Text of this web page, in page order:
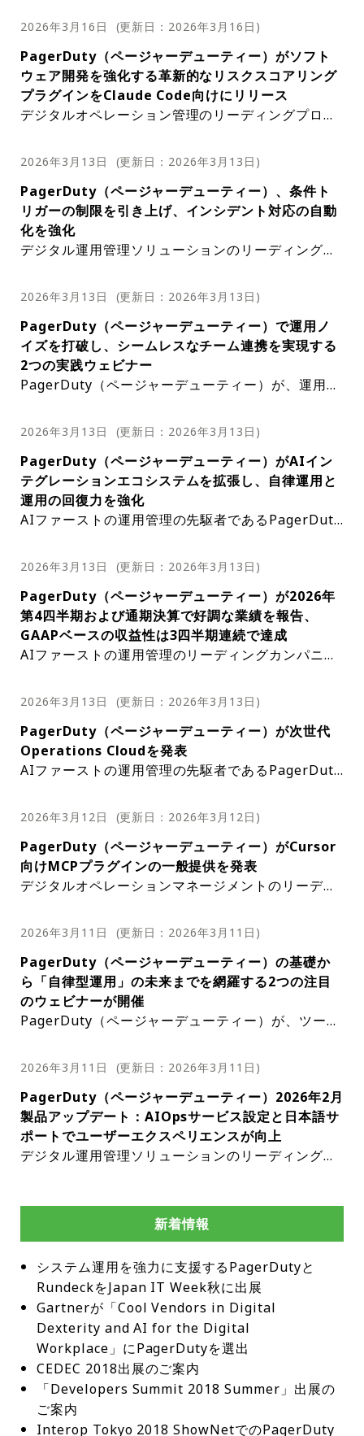
供、そしてより迅速かつ連携のとれた対応を支
ムのインシデント管理および解決能力が効果的
に向上する。出典：PagerDuty
スキーが不要となる、認証情報不要の安全な認
証システムが導入された。AWSが推奨するIA
Mロール割り当てに基づいたこのエンタープラ
イズレベルのセキュリティー機能により、イン
シデントワークフローを通じてAWSの修復ア
クションを自動化できる。これにより、重大な
ンシデント解決も迅速化される。同社はまた、
MCPサーバーの機能強化を発表し、拡張機能
を通じてより豊富なインシデントおよびアラー
トのコンテキストを提供するようにした。これ
には、get_incident_log_entries関数による
ーターを使用した追加のインシデントデータへ
のアクセス、list_alerts_from_incident関数
およびget_alert_from_incident関数を使用し
たアラートの詳細の表示などが含まれる。これ
らの製品アップデートに加え、PagerDutyは
じて受講できるこのコースでは、PagerDuty
のウェブUIで利用できる分析機能と、インシ
デント対応の効果を測定するために使用できる
指標について解説している。最後に、PagerD
utyは、プラットフォームの稼働状況をいつで
はメール、Slack、またはウェブフックを通じ
て問題発生時の通知を受け取るように登録する
こともできる。出典：PagerDuty
より効率的に行うことができる。また、日付範囲の
されており、ユーザーは検索条件をより細かく制御
し、必要な情報をより簡単に見つけることができ
る。これらの改善に加え、グローバル検索機能で
は、アラートキーによるアラート検索も可能になっ
つけることができるようになる重要な機能強化であ
加は、PagerDutyがユーザーのニーズを理解し、ユ
ーザーの業務をより簡単かつ効率的にするソリュー
ションを提供することに尽力していることを示して
いる。強化されたグローバル検索機能の早期アクセ
ばしいニュースだ。この機能はプラットフォームの
リエンスも向上させ、デジタルオペレーションの管
理をより容易にする。Pag​​erDutyはプラットフォー
ムを継続的に改善し、新機能を導入することで、ユ
ーザーへのコミットメントと、高品質なデジタルオ
強い意志を示している。出典：PagerDuty
それが収益成長の重要な原動力となっていることも
ンシデントによる経済的影響の増大により、運用レ
ジリエンスは組織にとって最優先事項となってい
る。サービス停止によるコストは、リーダーにとっ
て無視できないほど大きなものとなり、その影響は
ば、サービス停止の52%がブランドイメージの低
下、42%が開発者の燃え尽き症候群につながってい
る。調査結果によると、回答者の大多数（95%）
が、経営陣はインシデントの削減と復旧の迅速化に
よって得られる競争優位性を認識していると考えて
は、デジタルオペレーションへのAI導入が拡大傾向
AIを業務に取り入れていると回答している。AI導入
企業のうち、75%が運用レジリエンスの向上を報告
しているのに対し、運用レジリエンスの向上は報告
しているもののAIをまだ導入していない組織では、
26年版「AIファーストオペレーションの現状レポー
クとなっていることも指摘されている。ITインシデ
ント発生時に1時間当たり100万ドル以上を損失して
いる組織もあり、34%が1時間当たり50万ドル以
上、3分の2以上が1時間当たり30万ドル以上を損失
運用上のレジリエンスへの投資を優先しており、7
1%が1年前よりもレジリエンスと成熟度が向上した
と報告していることが明らかになった。しかし、進
捗状況は業績と投資額によって異なるようだ。77%
の組織が今後12カ月間で運用上のレジリエンス予算
を増やす計画を立てている一方で、収益成長を報告
割合で投資を行っている。また、レポートはインシ
デント後の学習能力の重要性を強調している。レジ
リエンスの向上を報告した組織は、学習機能を統合
したツールがその進歩の要因であると回答すること
が多くあった。組織のほぼ半数が、インシデントを
ることでレジリエンスを高めている。収益成長を遂
げている成功企業は、収益が横ばいまたは減少して
いる企業よりも、継続的な学習の必要性をより強く
認識している傾向がある。これは、インシデントを
体系的な改善サイクルに変換できるプラットフォー
る。レポートのダウンロードはこちら出典：Pager
Duty
SREエージェントメモリーAPIの一般提供開始を発
表した。この革新的なツールは、PagerDutyの各サ
ービスについてSREエージェントが保持するメモリ
ーアーティファクトを、チームに包括的に可視化
し、制御することを可能にする。このAPIは、チー
ムが情報を表示、編集、または削除できるように設
た、コンテキストを考慮したインサイトを保証す
ンシデント解決を促進する上で非常に重要だ。Page
rDutyのSREエージェントメモリーAPIは、デジタル
オペレーション管理の強化に向けた取り組みにおけ
る重要な一歩だ。このAPIにより、チームはメモリ
り、これはインシデント解決において極めて重要な
を提供することで、チームは正確性とコンプライア
ンスを維持するために必要なツールを確実に利用で
きる。これは、データの正確性とコンプライアンス
が最重要視される今日のデジタル環境において特に
トを提供できることも、他社製品との差別化を図る
ムがインシデントのより広範な状況を理解し、より
効果的に対応できるよう設計されている。状況を理
解することで、チームはより的確な意思決定を行う
ことができ、より迅速かつ正確なインシデント解決
今日の変化の激しいデジタル環境において、非常に
の一般提供開始は、デジタルオペレーション管理に
おける革新と卓越性に対するPagerDutyの取り組み
の証だ。このAPIは、チームの能力を向上させるだ
けでなく、デジタルオペレーション全体の効率性と
ァクトを効果的に管理するために必要なツールを提
供することで、PagerDutyはデジタルオペレーショ
ン管理の未来を形作っている。SREエージェントメ
モリーAPIは単なるツールではなく、より効率的で
効果的なデジタルオペレーションへの道のりにおけ
2026年3月16日 (更新日： 2026年3月16日 )
PagerDuty（ページャーデューティー）がソフト
ウェア開発を強化する革新的なリスクスコアリング
プラグインをClaude Code向けにリリース
デジタルオペレーション管理のリーディングプロバ
ー）は、Claude Code用の新しいプラグインの一般
提供開始を発表した。この革新的なツールは、開発
ワークフローに本番環境のコンテキストを直接取り
込むように設計されており、開発者は未コミットの
コード変更を企業のインシデント履歴と照合して分
析する包括的なリスクスコアリングシステムを得る
ンは、ソフトウェア開発の分野における画期的なツ
とで、git diffを過去90日間のPagerDutyインシデ
ントデータと照合できる。このプロセスにより、リ
スクの高いファイルタイプ、変更範囲、過去のイン
シデント領域との重複が特定される。結果として、
意思決定を行うための、実行可能な推奨事項を含む
ソフトウェア開発におけるプロアクティブなリスク
管理において大きな前進となる。コードコミット前
に詳細なリスクスコアを開発者に提供することで、
PagerDutyは潜在的な問題を未然に防ぐのに役立
ミット後のトラブルシューティングや問題修正に費
ode用PagerDutyプラグインは、単なるリスクスコ
アリングツールではない。開発ワークフローにシー
ムレスに統合される包括的なソリューションであ
り、開発者が必要な情報を必要な時に提供する。こ
になり、最終的にはより優れたソフトウェアと満足
開発がますます複雑化する現代において、Claude C
ode用PagerDutyプラグインのようなツールは不可
欠だ。これらのツールは、開発者が複雑な作業を乗
ーのニーズを満たす高品質なソフトウェアの提供を
容易にする。このプラグインの一般提供開始によ
り、PagerDutyは開発者支援とデジタルオペレーシ
ョン管理分野におけるイノベーション推進への取り
組みを改めて示している。出典：PagerDuty
2026年3月13日 (更新日： 2026年3月13日 )
PagerDuty（ページャーデューティー）、条件ト
リガーの制限を引き上げ、インシデント対応の自動
化を強化
デジタル運用管理ソリューションのリーディングプ
ィー）は、Incident Workflowsの条件付きトリガ
ーの製品制限を大幅に引き上げることを発表した。
この変更により、インシデント対応プロセスの自動
化が強化され、技術サービスの管理をより合理的か
つ効率的に行うことができる。PagerDutyの主要機
能であるIncident Workflowsは、インシデント対
ンシデントワークフローは、特定の条件に基づいて
る条件トリガーによって自動的にトリガーされる。
最近製品の制限が緩和されたことで、ユーザーは特
定のテクニカルサービスに最大100個の条件トリガ
ーを関連付けることができるようになった。これ
る。さらに、全てのテクニカルサービスに適用可能
の数も増加した。新しい上限は50となり、従来の10
から大幅に増加した。この機能強化により、ユーザ
ーはインシデント対応プロセスにおける柔軟性と制
御性を高め、より多くのワークフローとトリガーを
gerDutyがユーザーのニーズの変化に対応すべく、
ットメントの証だ。条件トリガーの上限を引き上げ
ることにより、PagerDutyはユーザーがインシデン
ト対応プロセスをさらに自動化できるよう支援し、
り組みは、特に上限引き上げの恩恵を最も受けられ
好評を博すものと期待される。出典：PagerDuty
2026年3月13日 (更新日： 2026年3月13日 )
PagerDuty（ページャーデューティー）で運用ノ
イズを打破し、シームレスなチーム連携を実現する
2つの実践ウェビナー
PagerDuty（ページャーデューティー）が、運用現
ングを開催する。膨大なアラートの中から真に必要
な情報を特定する手法と、チャットツールを活用し
てコンテキストを維持したまま連携するChatOpsの
技術を習得し、MTTR（平均復旧時間）の短縮とエ
ンジニアの疲弊防止を目指す。・ウェビナータイト
ル：Silencing the Noise: AI-Driven Alert Intelli
1:00本セッションでは、アラートノイズを最大99%
オーケストレーション）」と「Intelligent Alert G
rouping」の設定方法を学ぶ。AIが過去の行動から
学習して抑制や重要度の低減を推奨する仕組みを理
解し、真に対応が必要な信号に集中できる環境を構
ナータイトル：Collaboration Without Context-S
前1:00ツール間の頻繁な切り替えによる認知負荷を
防ぎ、SlackやMicrosoft Teams、あるいはBackst
ageといったプラットフォーム上でインシデント対
チャットの自動生成やAPI管理、AIを活用した根本
携するためのワークフローを習得する。視聴登録は
こちらこれらのセッションを通じて、アラート疲れ
を解消し、より迅速かつ透明性の高いインシデント
ことができる。出典：PagerDuty
2026年3月13日 (更新日： 2026年3月13日 )
PagerDuty（ページャーデューティー）がAIイン
テグレーションエコシステムを拡張し、自律運用と
運用の回復力を強化
AIファーストの運用管理の先駆者であるPagerDuty
ョンエコシステムの大幅な拡張を発表した。この拡
張により、PagerDuty AdvanceエージェントとAI
プラットフォームの機能が強化され、組織は自律運
用の効率化を実現できるようになる。開発のペース
が加速し、生成されるAIコード量が増加するにつ
れ、業界は新たな課題に直面している。それは、本
だ。この課題に対処するため、PagerDutyは11のカ
ウェブサイトに追加し、統合とエージェントワーク
フローに関する包括的で検索可能な公開ウェブディ
レクトリーを作成した。PagerDutyが提供する拡張
高価値シナリオにおける運用を変革するように設計
むことで、AIエコシステムは自己強化型のコンテキ
ストフライホイールを強化し、詳細な可観測性コン
テキストに基づく自動トリアージを可能にする。こ
トを自動的に相関させ、根本原因分析を迅速化し、
のエコシステムは、運用コンテキストを統合開発環
境に直接組み込むことで、コミット前のリスクスコ
アリングと安全なデプロイメントを実現し、開発者
とエンジニアがより信頼性の高いコードを開発でき
前にインシデントを防止できる。拡張されたAIイン
AI駆動型運用におけるインテリジェンスとアクショ
ンの不可欠なシステムとして位置付けられる。700
を超える統合基盤を基盤とするこのエコシステム
は、エージェント運用、コーディングエージェン
など、AIに重点を置いたセグメントへと拡大する。
これにより、MCP統合による相互運用性が向上し、
AIとプラットフォーム間のシームレスな接続が実現
する。Pag​​erDutyのAI統合は、パートナーがPager
DutyのMCPサーバーに接続する方法、PagerDuty
がパートナーのMCPサーバーに接続してシームレス
な相互運用性を実現する方法、そしてパートナープ
ラットフォームとPagerDuty間の直接API統合とい
う3つの経路で接続される。今回の発表では、エコ
システムの実力を実証する3つの主要なパートナー
シップ、Anthropic/Claudeパートナーシップ、Cur
sorパートナーシップ、そしてLangChainパートナ
2026年3月13日 (更新日： 2026年3月13日 )
PagerDuty（ページャーデューティー）が2026年
第4四半期および通期決算で好調な業績を報告、
GAAPベースの収益性は3四半期連続で達成
AIファーストの運用管理のリーディングカンパニー
2026年1月31日を期末とする2026年度（第4四半期
および通期）の業績を発表した。第4四半期の売上
高は前年同期比2.7%増の1億2,500万ドルに達し、年
間経常収益（ARR）も前年同期比1%増の4億9,870
万ドルとなった。また、第4四半期はGAAPベースの
達成した。同社CEOのJennifer Tejada氏は、2026
売上高が4億9,300万ドルと予想を上回り、非GAAP
ベースの営業利益率が700ベーシスポイント拡大し
たと述べた。PagerDutyの業績は、AI運用における
強調するものだ。PagerDutyは、エンタープライズ
引するリーディングエージェントサービスの提供に
より、コアフランチャイズを強化し、持続可能で収
益性の高い成長に向けて優位な立場を築いている。
2026年度第4四半期の財務ハイライトは、売上高1
利益2,980万ドルだった。PagerDuty普通株主に帰
APベースの希薄化後1株当たり純利益は0.29ドルだ
った。営業活動による純キャッシュフローは2,540
万ドル、フリーキャッシュフローは2,260万ドルだ
った。2026年度通期の売上高は4億9,250万ドル
った。純利益は1億7,390万ドルとなり、GAAPベー
スの通期黒字化を達成した初の年となった。Pager
Duty普通株主に帰属する希薄化後1株当たり純利益
は1.87ドル、非GAAPベースの希薄化後1株当たり純
利益は1.16ドルだった。営業活動による純キャッシ
ュフローは1億1,490万ドル、フリーキャッシュフロ
ーは1億270万ドルだった。2026年1月31日現在、同
社の現金、現金同等物および投資残高は4億6,​​980万
ドルだった。出典：PagerDuty
2026年3月13日 (更新日： 2026年3月13日 )
PagerDuty（ページャーデューティー）が次世代
Operations Cloudを発表
AIファーストの運用管理の先駆者であるPagerDuty
perations Cloudを発表した。この革新的なプラッ
トフォームは、企業がデジタルの信頼性を実現する
方法に革命をもたらし、自律運用への道を切り開
く。事後対応型から自律運用型への移行は、レジリ
エンス（回復力）とプロアクティブな予防策を基盤
大きな前進だ。同社は、開発者が作業する環境に直
する計画を進めており、基盤を強化している。これ
には、チームがSlackを離れることなくインシデン
トライフサイクル全体を実行できる、完全に刷新さ
れたChatOpsエクスペリエンスが含まれる。強化さ
門家が即座に派遣され、PagerDutyの強化されたイ
らゆる障害が組織的な知識として文書化されて確実
に解決される。さらに、PagerDutyは市場をリード
するSREエージェントを仮想レスポンダーへと進化
させている。ポイントソリューションとは異なり、
Eエージェントは現場に真っ先に駆けつけ、AIOps
で異常を特定し、技術スタックを評価し、人間が目
覚める前に詳細な診断を実行できる。MCPと拡張さ
れたAPIライブラリーを活用することで、エージェ
ントは顧客の監視ツール、社内開発プラットフォー
ム、開発環境など、スタック全体に接続できる。Pa
gerDutyの独自の競争優位性は、コンテキストフラ
イホイールだ。これは、データの収集と学習の適用
を通じて、時間の経過とともに価値を増大させる継
続的な学習への体系的なアプローチだ。このアプロ
ーチは、ポイントソリューションでは実現できな
2026年3月12日 (更新日： 2026年3月12日 )
PagerDuty（ページャーデューティー）がCursor
向けMCPプラグインの一般提供を発表
デジタルオペレーションマネージメントのリーディ
ューティー）は、Cursor向けMCPプラグインの一
般提供を発表した。このインテグレーションによ
り、PagerDutyのデータへのアクセスと活用が可能
になり、Cursorの機能強化が期待される。これらの
データには、オンコール検索、サービス管理、その
他の重要な運用情報が含まれる。このインテグレー
開発者はインシデントをより迅速かつ効率的に解決
Cursorのインテグレーションは、開発者にインシデ
ント発生を未然に防ぐための必要なツールを提供す
ることを目的としている。重要な運用データと履歴
コンテキストへのアクセスを提供することで、開発
管理へのプロアクティブなアプローチは、ダウンタ
イムを大幅に削減し、全体的な運用効率を向上させ
ることが期待される。MCPプラグインは、インシデ
ントの迅速な解決だけでなく、インシデントの発生
を未然に防ぐことにも役立つ。開発者に運用状況を
包括的に把握できるビューを提供することで、潜在
的な問題を顕在化する前に特定できる。インシデン
トを予測・予防する機能は、運用効率の大幅な向上
につながる。これは、入手可能な最も正確で最新の
情報に基づいて、ビジネスにとって最善の選択を行
うことにつながる。PagerDutyのMCPプラグインと
Cursorのインテグレーションは、同社のイノベーシ
2026年3月11日 (更新日： 2026年3月11日 )
PagerDuty（ページャーデューティー）の基礎か
ら「自律型運用」の未来までを網羅する2つの注目
のウェビナーが開催
PagerDuty（ページャーデューティー）が、ツール
用の未来を提示するプロダクトローンチウェビナー
を開催する。運用の基本ワークフローの確立からAI
エージェントによる自律的な自動化まで、デジタル
運用の効率を最大化するための実践的な知見が公開
される。・ウェビナータイトル：PDU Presents: P
agerDuty 101・日時：日本時間2026年3月19日
に学ぶ一時間の導入セッションだ。サービスの構
成、オンコールスケジュールの管理、そして迅速な
用の現場で即戦力となる基礎知識を解説する。視聴
登録はこちら・ウェビナータイトル：Product Lau
nch: The Path to Autonomous Operations・日
時：日本時間2026年4月23日（木）午前0:00システ
ム障害による甚大な損失を防ぎ、運用の自律化（Au
tonomous Operations）を実現するための最新ロ
ードマップを提示する。過去の障害から学習し、自
律的に修復案を提示する「SREエージェント」や、
刷新されたSlack体験、MCP連携による最新機能な
2026年3月11日 (更新日： 2026年3月11日 )
PagerDuty（ページャーデューティー）2026年2月
製品アップデート：AIOpsサービス設定と日本語サ
ポートでユーザーエクスペリエンスが向上
デジタル運用管理ソリューションのリーディングプ
向上を目的とした一連の製品アップデートを2026年
2月に発表した。プラットフォームの機能を大幅に
は、AIOpsサービス設定の一般提供開始、オペレー
ションコンソールおよびオペレーションコンソール
版SREエージェントの日本語サポートの導入が含ま
れる。AIOps Service Configurationの一般利用が
開始され、組織でのAIOps利用をより細かく管理で
きるようになった。各設定より、特定のPagerDuty
のService（Technical Service）およびEvent Orc
hestrationでAIOps機能を無効化できる。本機能の
活用により、ノイズ除去効果の高いサービスを選定
新着情報
システム運用を強力に支援するPagerDutyと
RundeckをJapan IT Week秋に出展
Gartnerが「Cool Vendors in Digital
Dexterity and AI for the Digital
Workplace」にPagerDutyを選出
CEDEC 2018出展のご案内
「Developers Summit 2018 Summer」出展の
ご案内
Interop Tokyo 2018 ShowNetでのPagerDuty